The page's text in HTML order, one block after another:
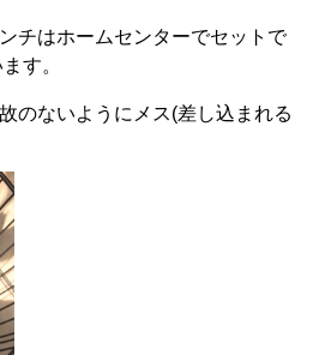
チはホームセンターでセットで
す。
のないようにメス(差し込まれる